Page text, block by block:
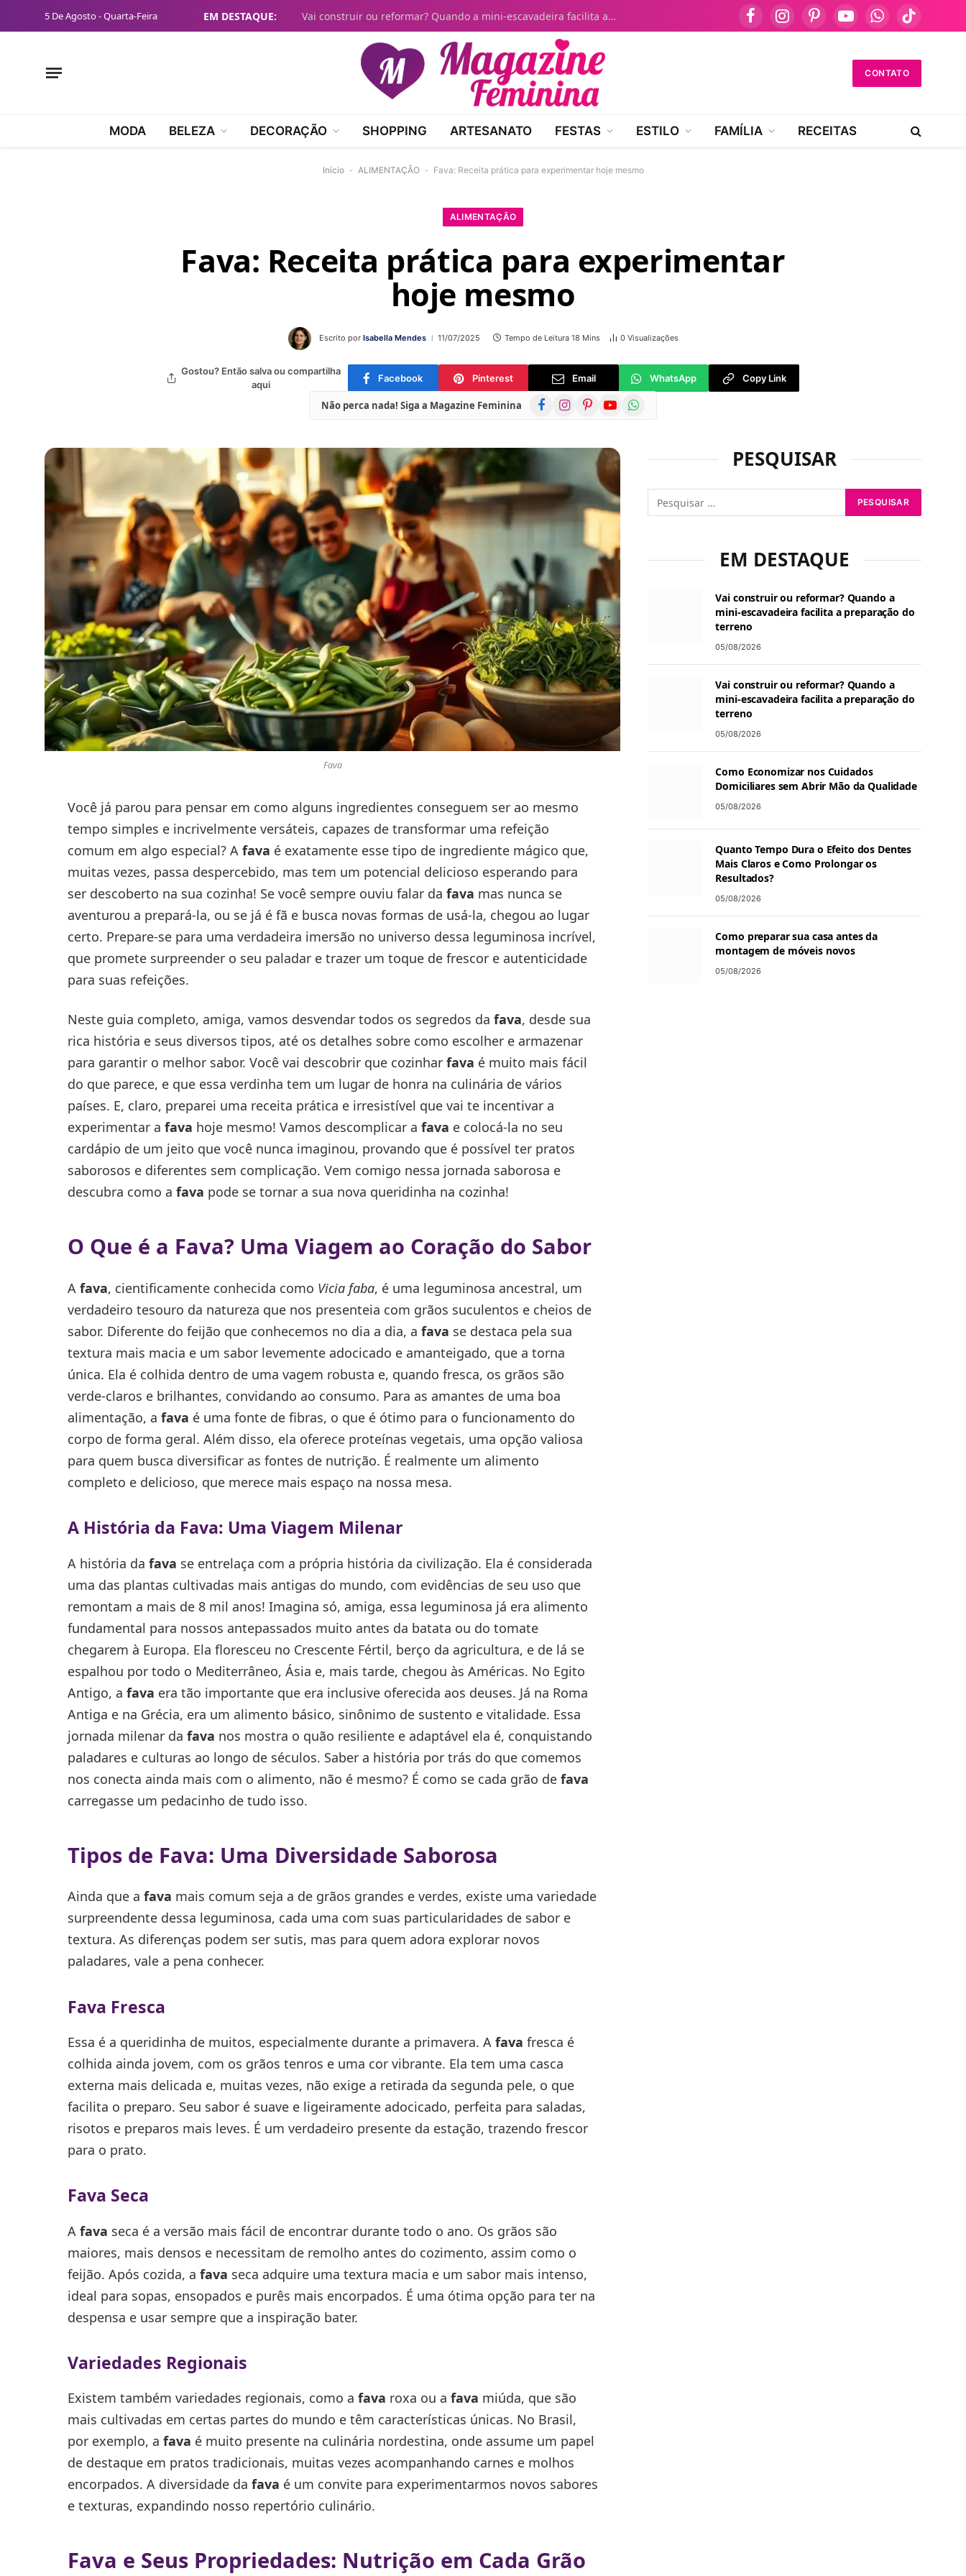
5 De Agosto - Quarta-Feira EM DESTAQUE: Vai construir ou reformar? Quando a mini-escavadeira facilita a preparação do terreno FacebookInstagramPinterestYouTubeWhatsApp
TikTok
CONTATO
MODA BELEZA DECORAÇÃO SHOPPING ARTESANATO FESTAS ESTILO FAMÍLIA RECEITAS
Início - ALIMENTAÇÃO - Fava: Receita prática para experimentar hoje mesmo
ALIMENTAÇÃO
Fava: Receita prática para experimentar
hoje mesmo
Escrito por Isabella Mendes 11/07/2025 Tempo de Leitura 18 Mins 0 Visualizações
Gostou? Então salva ou compartilha
aqui
Facebook Pinterest Email WhatsApp Copy Link
Não perca nada! Siga a Magazine Feminina FacebookInstagramPinterestYouTubeWhatsApp
Fava
Você já parou para pensar em como alguns ingredientes conseguem ser ao mesmo
tempo simples e incrivelmente versáteis, capazes de transformar uma refeição
comum em algo especial? A fava é exatamente esse tipo de ingrediente mágico que,
muitas vezes, passa despercebido, mas tem um potencial delicioso esperando para
ser descoberto na sua cozinha! Se você sempre ouviu falar da fava mas nunca se
aventurou a prepará-la, ou se já é fã e busca novas formas de usá-la, chegou ao lugar
certo. Prepare-se para uma verdadeira imersão no universo dessa leguminosa incrível,
que promete surpreender o seu paladar e trazer um toque de frescor e autenticidade
para suas refeições.
Neste guia completo, amiga, vamos desvendar todos os segredos da fava, desde sua
rica história e seus diversos tipos, até os detalhes sobre como escolher e armazenar
para garantir o melhor sabor. Você vai descobrir que cozinhar fava é muito mais fácil
do que parece, e que essa verdinha tem um lugar de honra na culinária de vários
países. E, claro, preparei uma receita prática e irresistível que vai te incentivar a
experimentar a fava hoje mesmo! Vamos descomplicar a fava e colocá-la no seu
cardápio de um jeito que você nunca imaginou, provando que é possível ter pratos
saborosos e diferentes sem complicação. Vem comigo nessa jornada saborosa e
descubra como a fava pode se tornar a sua nova queridinha na cozinha!
O Que é a Fava? Uma Viagem ao Coração do Sabor
A fava, cientificamente conhecida como Vicia faba, é uma leguminosa ancestral, um
verdadeiro tesouro da natureza que nos presenteia com grãos suculentos e cheios de
sabor. Diferente do feijão que conhecemos no dia a dia, a fava se destaca pela sua
textura mais macia e um sabor levemente adocicado e amanteigado, que a torna
única. Ela é colhida dentro de uma vagem robusta e, quando fresca, os grãos são
verde-claros e brilhantes, convidando ao consumo. Para as amantes de uma boa
alimentação, a fava é uma fonte de fibras, o que é ótimo para o funcionamento do
corpo de forma geral. Além disso, ela oferece proteínas vegetais, uma opção valiosa
para quem busca diversificar as fontes de nutrição. É realmente um alimento
completo e delicioso, que merece mais espaço na nossa mesa.
A História da Fava: Uma Viagem Milenar
A história da fava se entrelaça com a própria história da civilização. Ela é considerada
uma das plantas cultivadas mais antigas do mundo, com evidências de seu uso que
remontam a mais de 8 mil anos! Imagina só, amiga, essa leguminosa já era alimento
fundamental para nossos antepassados muito antes da batata ou do tomate
chegarem à Europa. Ela floresceu no Crescente Fértil, berço da agricultura, e de lá se
espalhou por todo o Mediterrâneo, Ásia e, mais tarde, chegou às Américas. No Egito
Antigo, a fava era tão importante que era inclusive oferecida aos deuses. Já na Roma
Antiga e na Grécia, era um alimento básico, sinônimo de sustento e vitalidade. Essa
jornada milenar da fava nos mostra o quão resiliente e adaptável ela é, conquistando
paladares e culturas ao longo de séculos. Saber a história por trás do que comemos
nos conecta ainda mais com o alimento, não é mesmo? É como se cada grão de fava
carregasse um pedacinho de tudo isso.
Tipos de Fava: Uma Diversidade Saborosa
Ainda que a fava mais comum seja a de grãos grandes e verdes, existe uma variedade
surpreendente dessa leguminosa, cada uma com suas particularidades de sabor e
textura. As diferenças podem ser sutis, mas para quem adora explorar novos
paladares, vale a pena conhecer.
Fava Fresca
Essa é a queridinha de muitos, especialmente durante a primavera. A fava fresca é
colhida ainda jovem, com os grãos tenros e uma cor vibrante. Ela tem uma casca
externa mais delicada e, muitas vezes, não exige a retirada da segunda pele, o que
facilita o preparo. Seu sabor é suave e ligeiramente adocicado, perfeita para saladas,
risotos e preparos mais leves. É um verdadeiro presente da estação, trazendo frescor
para o prato.
Fava Seca
A fava seca é a versão mais fácil de encontrar durante todo o ano. Os grãos são
maiores, mais densos e necessitam de remolho antes do cozimento, assim como o
feijão. Após cozida, a fava seca adquire uma textura macia e um sabor mais intenso,
ideal para sopas, ensopados e purês mais encorpados. É uma ótima opção para ter na
despensa e usar sempre que a inspiração bater.
Variedades Regionais
Existem também variedades regionais, como a fava roxa ou a fava miúda, que são
mais cultivadas em certas partes do mundo e têm características únicas. No Brasil,
por exemplo, a fava é muito presente na culinária nordestina, onde assume um papel
de destaque em pratos tradicionais, muitas vezes acompanhando carnes e molhos
encorpados. A diversidade da fava é um convite para experimentarmos novos sabores
e texturas, expandindo nosso repertório culinário.
Fava e Seus Propriedades: Nutrição em Cada Grão
PESQUISAR
EM DESTAQUE
Vai construir ou reformar? Quando a
mini-escavadeira facilita a preparação do
terreno
05/08/2026
Vai construir ou reformar? Quando a
mini-escavadeira facilita a preparação do
terreno
05/08/2026
Como Economizar nos Cuidados
Domiciliares sem Abrir Mão da Qualidade
05/08/2026
Quanto Tempo Dura o Efeito dos Dentes
Mais Claros e Como Prolongar os
Resultados?
05/08/2026
Como preparar sua casa antes da
montagem de móveis novos
05/08/2026